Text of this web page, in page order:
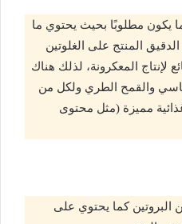
ما يكون مطلوبًا بحيث يحتوي ما
من الدقيق المنتج على الغلوتين
لإنتاج المعكرونة، لذلك هناك
والقمح الطري ولكل من
مميزة (مثل محتوى
البروتين كما يحتوي على